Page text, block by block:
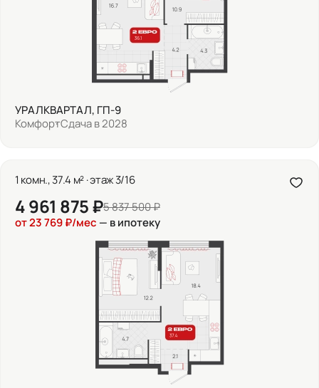
УРАЛКВАРТАЛ, ГП-9
КомфортСдача в 2028
1 комн., 37.4 м² · этаж 3/16
4 961 875 ₽5 837 500 ₽
от 23 769 ₽/мес — в ипотеку